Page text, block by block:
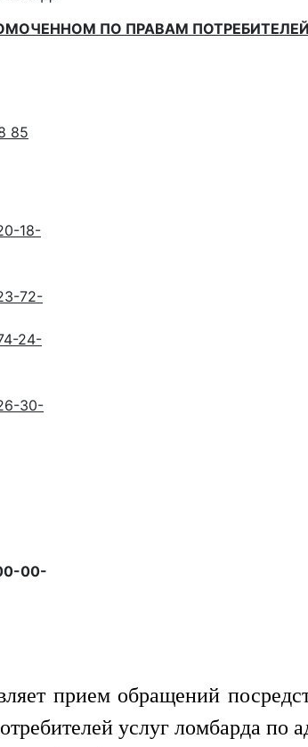
ПО ПРАВАМ
85
18-
72-
24-
30-
00-
прием обращений
услуг ломбарда по